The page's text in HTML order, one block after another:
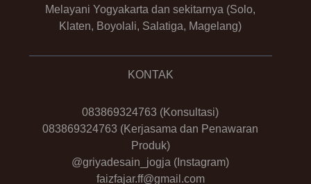
Melayani Yogyakarta dan sekitarnya (Solo,
Klaten, Boyolali, Salatiga, Magelang)
KONTAK
083869324763 (Konsultasi)
083869324763 (Kerjasama dan Penawaran
Produk)
@griyadesain_jogja (Instagram)
faizfajar.ff@gmail.com